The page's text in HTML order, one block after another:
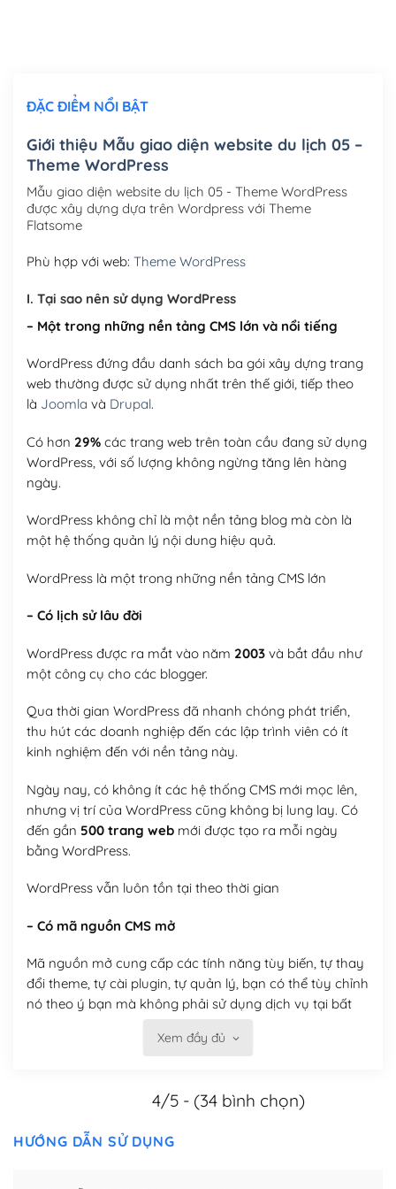
Mua thêm Host + Tên miền
Tên miền quốc tế .com .net .org (1 năm)
Tên miền Việt Nam .vn (1 năm)
Hosting 2GB SSD (1 năm)(+450,000₫)
Hosting 5GB SSD (1 năm)
Hosting 8GB SSD (1 năm) (+950,000₫)
ĐẶC ĐIỂM NỔI BẬT
Giới thiệu Mẫu giao diện website du lịch 05 –
Theme WordPress
Mẫu giao diện website du lịch 05 - Theme WordPress
được xây dựng dựa trên Wordpress với Theme
Flatsome
Phù hợp với web: Theme WordPress
I. Tại sao nên sử dụng WordPress
– Một trong những nền tảng CMS lớn và nổi tiếng
WordPress đứng đầu danh sách ba gói xây dựng trang
web thường được sử dụng nhất trên thế giới, tiếp theo
là Joomla và Drupal.
Có hơn 29%các trang web trên toàn cầu đang sử dụng
WordPress, với số lượng không ngừng tăng lên hàng
ngày.
WordPress không chỉ là một nền tảng blog mà còn là
một hệ thống quản lý nội dung hiệu quả.
WordPress là một trong những nền tảng CMS lớn
– Có lịch sử lâu đời
WordPress được ra mắt vào năm 2003và bắt đầu như
một công cụ cho các blogger.
Qua thời gian WordPress đã nhanh chóng phát triển,
thu hút các doanh nghiệp đến các lập trình viên có ít
kinh nghiệm đến với nền tảng này.
Ngày nay, có không ít các hệ thống CMS mới mọc lên,
nhưng vị trí của WordPress cũng không bị lung lay. Có
đến gần 500 trang webmới được tạo ra mỗi ngày
bằng WordPress.
WordPress vẫn luôn tồn tại theo thời gian
– Có mã nguồn CMS mở
Mã nguồn mở cung cấp các tính năng tùy biến, tự thay
đổi theme, tự cài plugin, tự quản lý, bạn có thể tùy chỉnh
nó theo ý bạn mà không phải sử dụng dịch vụ tại bất
Xem đầy đủ
4/5 - (34 bình chọn)
HƯỚNG DẪN SỬ DỤNG